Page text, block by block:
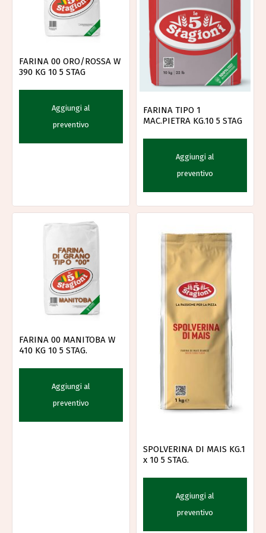
FARINA 00 ORO/ROSSA W
390 KG 10 5 STAG
Aggiungi al
preventivo
FARINA TIPO 1
MAC.PIETRA KG.10 5 STAG
Aggiungi al
preventivo
FARINA 00 MANITOBA W
410 KG 10 5 STAG.
Aggiungi al
preventivo
SPOLVERINA DI MAIS KG.1
x 10 5 STAG.
Aggiungi al
preventivo